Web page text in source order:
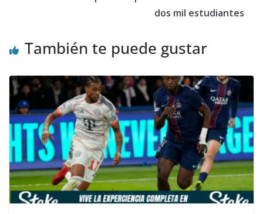
dos mil estudiantes
También te puede gustar